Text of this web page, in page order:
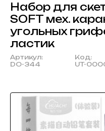
Набор для
SOFT мех.
угольных
ластик
Артикул:
DO-344
Код:
UT-